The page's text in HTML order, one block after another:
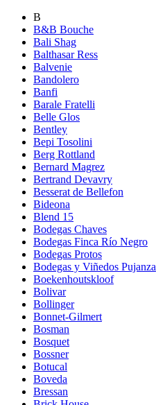
B
B&B Bouche
Bali Shag
Balthasar Ress
Balvenie
Bandolero
Banfi
Barale Fratelli
Belle Glos
Bentley
Bepi Tosolini
Berg Rottland
Bernard Magrez
Bertrand Devavry
Besserat de Bellefon
Bideona
Blend 15
Bodegas Chaves
Bodegas Finca Río Negro
Bodegas Protos
Bodegas y Viñedos Pujanza
Boekenhoutskloof
Bolivar
Bollinger
Bonnet-Gilmert
Bosman
Bosquet
Bossner
Botucal
Boveda
Bressan